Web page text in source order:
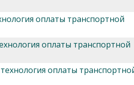
оплаты транспортной
оплаты транспортной
оплаты